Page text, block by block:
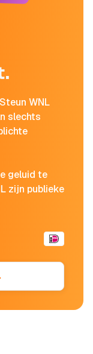
WNL
slechts
geluid te
zijn publieke